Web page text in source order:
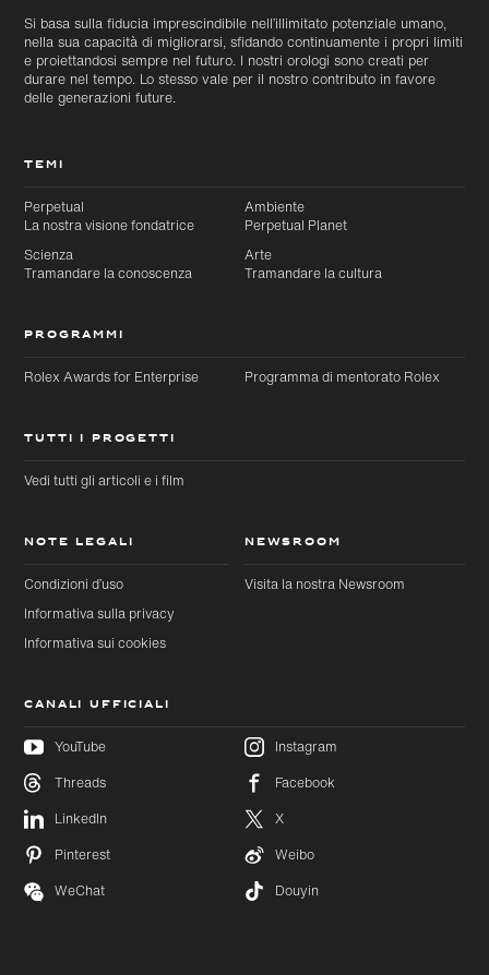
Passa al
contenuto
principale
Passa
al
Si basa sulla fiducia imprescindibile nell’illimitato potenziale umano,
nella sua capacità di migliorarsi, sfidando continuamente i propri limiti
e proiettandosi sempre nel futuro. I nostri orologi sono creati per
durare nel tempo. Lo stesso vale per il nostro contributo in favore
delle generazioni future.
TEMI
Perpetual
La nostra visione fondatrice
Ambiente
Perpetual Planet
Scienza
Tramandare la conoscenza
Arte
Tramandare la cultura
PROGRAMMI
Rolex Awards for Enterprise Programma di mentorato Rolex
TUTTI I PROGETTI
Vedi tutti gli articoli e i film
NOTE LEGALI
Condizioni d’uso
Informativa sulla privacy
Informativa sui cookies
NEWSROOM
Visita la nostra Newsroom
CANALI UFFICIALI
YouTube
Instagram
Threads
Facebook
LinkedIn
X
Pinterest
Weibo
WeChat
Douyin